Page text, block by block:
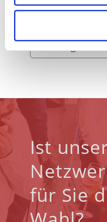
* = Eingabe
Ist
für Sie